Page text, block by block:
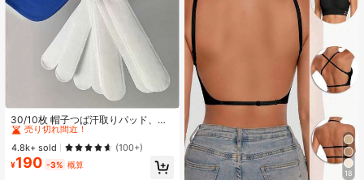
30/10枚 帽子つば汗取りパッド、シ
ャツ襟汗取りガード、帽子裏汗取り
パッチ、白 通気性吸汗パッド、汗防
止・汚れ防止、不織布、手頃なフィ
ットネス・旅行・新学期必需品
売り切れ間近！
#1 ベストセラー
売り切れ間近！
#1 ベストセラー
売り切れ間近！
#1 ベストセラー
4.8k+ sold (100+)
¥190 -3% 概算
18